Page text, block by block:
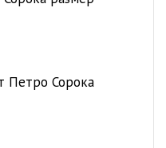
Петро Сорока